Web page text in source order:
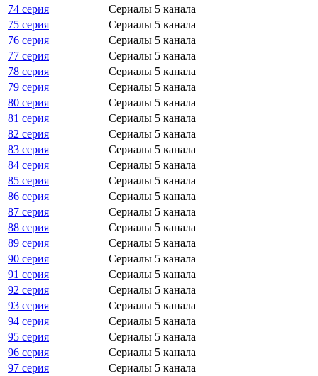
74 серия
Сериалы 5 канала
75 серия
Сериалы 5 канала
76 серия
Сериалы 5 канала
77 серия
Сериалы 5 канала
78 серия
Сериалы 5 канала
79 серия
Сериалы 5 канала
80 серия
Сериалы 5 канала
81 серия
Сериалы 5 канала
82 серия
Сериалы 5 канала
83 серия
Сериалы 5 канала
84 серия
Сериалы 5 канала
85 серия
Сериалы 5 канала
86 серия
Сериалы 5 канала
87 серия
Сериалы 5 канала
88 серия
Сериалы 5 канала
89 серия
Сериалы 5 канала
90 серия
Сериалы 5 канала
91 серия
Сериалы 5 канала
92 серия
Сериалы 5 канала
93 серия
Сериалы 5 канала
94 серия
Сериалы 5 канала
95 серия
Сериалы 5 канала
96 серия
Сериалы 5 канала
97 серия
Сериалы 5 канала